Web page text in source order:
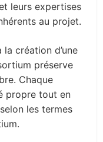
leurs expertises
au projet.
création d’une
préserve
Chaque
propre tout en
les termes